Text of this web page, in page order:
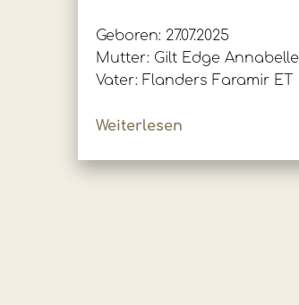
Geboren: 27.07.2025
Mutter: Gilt Edge Annabelle
Vater: Flanders Faramir ET
Weiterlesen